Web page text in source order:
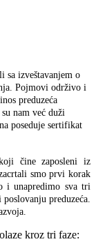
sa izveštavanjem o
Pojmovi održivo i
preduzeća
nam već duži
poseduje sertifikat
čine zaposleni iz
smo prvi korak
i unapredimo sva tri
preduzeća.
kroz tri faze: